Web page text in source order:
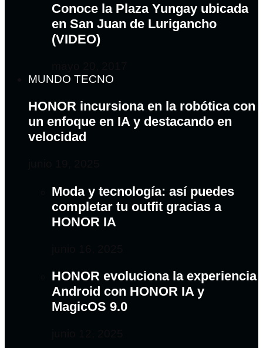
Conoce la Plaza Yungay ubicada
en San Juan de Lurigancho
(VIDEO)
MUNDO TECNO
HONOR incursiona en la robótica con
un enfoque en IA y destacando en
velocidad
Moda y tecnología: así puedes
completar tu outfit gracias a
HONOR IA
HONOR evoluciona la experiencia
Android con HONOR IA y
MagicOS 9.0